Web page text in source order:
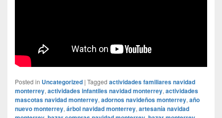
Posted in Uncategorized | Tagged actividades familiares navidad
monterrey, actividades infantiles navidad monterrey, actividades
mascotas navidad monterrey, adornos navideños monterrey, año
nuevo monterrey, árbol navidad monterrey, artesanía navidad